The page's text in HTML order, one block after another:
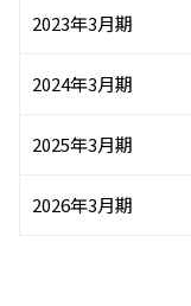
2023年3月期
2024年3月期
2025年3月期
2026年3月期